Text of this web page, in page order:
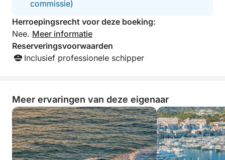
quality time met familie en vrienden, deze ervaring
biedt de perfecte combinatie van wilde dieren,
zwemmen en een prachtig kustlandschap.
Boek nu en maak u klaar om onvergetelijke
commissie)
Herroepingsrecht voor deze boeking:
Nee. Meer informatie
Reserveringsvoorwaarden
Inclusief professionele schipper
Meer ervaringen van deze eigenaar